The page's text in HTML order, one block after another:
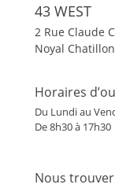
43 WEST
2 Rue Claude
Noyal
Horaires
Du Lundi au
De 8h30 à 17h30
Nous trouver